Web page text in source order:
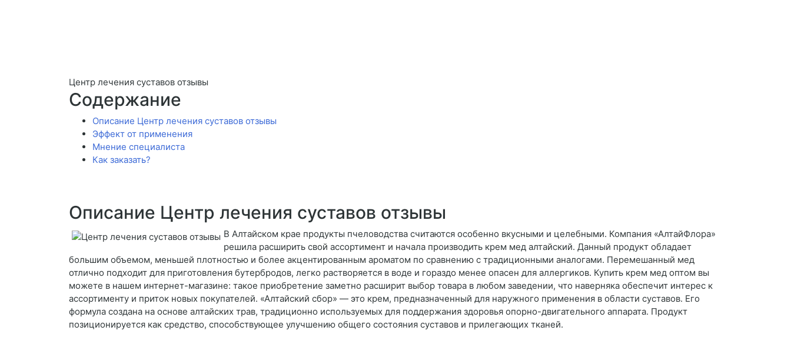
Центр лечения суставов отзывы
Содержание
Описание Центр лечения суставов отзывы
Эффект от применения
Мнение специалиста
Как заказать?
Описание Центр лечения суставов отзывы
В Алтайском крае продукты пчеловодства считаются особенно вкусными и целебными. Компания «АлтайФлора»
решила расширить свой ассортимент и начала производить крем мед алтайский. Данный продукт обладает
большим объемом, меньшей плотностью и более акцентированным ароматом по сравнению с традиционными аналогами. Перемешанный мед
отлично подходит для приготовления бутербродов, легко растворяется в воде и гораздо менее опасен для аллергиков. Купить крем мед оптом вы
можете в нашем интернет-магазине: такое приобретение заметно расширит выбор товара в любом заведении, что наверняка обеспечит интерес к
ассортименту и приток новых покупателей. «Алтайский сбор» — это крем, предназначенный для наружного применения в области суставов. Его
формула создана на основе алтайских трав, традиционно используемых для поддержания здоровья опорно-двигательного аппарата. Продукт
позиционируется как средство, способствующее улучшению общего состояния суставов и прилегающих тканей.